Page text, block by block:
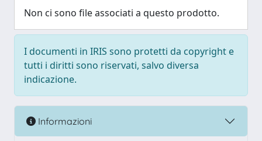
Non ci sono file associati a questo prodotto.
I documenti in IRIS sono protetti da copyright e
tutti i diritti sono riservati, salvo diversa
indicazione.
Informazioni